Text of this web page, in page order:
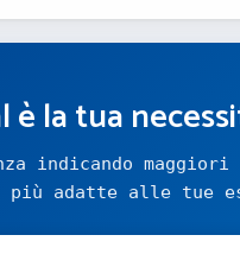
è la tua
indicando
più adatte alle tue